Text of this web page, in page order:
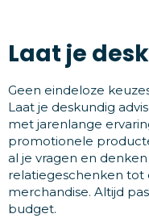
Laat je
Geen eindeloze
Laat je deskundig
met jarenlange
promotionele
al je vragen en
relatiegeschenken tot
merchandise. Altijd
budget.